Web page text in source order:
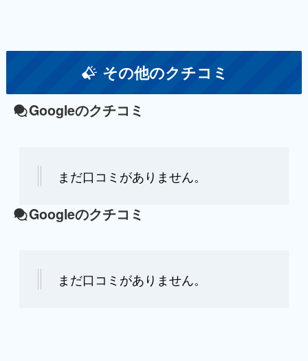
その他のクチコミ
Googleのクチコミ
まだ口コミがありません。
Googleのクチコミ
まだ口コミがありません。